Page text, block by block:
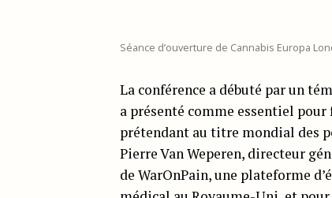
Séance d’ouverture de Cannabis Europa
La conférence a débuté par un
a présenté comme essentiel
prétendant au titre mondial des
Pierre Van Weperen, directeur
de WarOnPain, une plateforme